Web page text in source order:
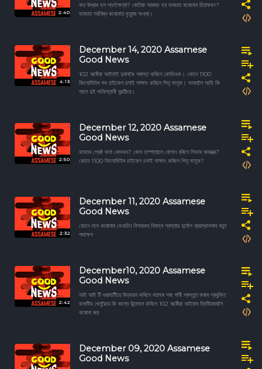
2:40
কত উদ্ধাৰ হল স্বৰ্ণক্ষেত্ৰ? কেতিয়া আৰম্ভ হব ভাৰতত কৰোনাৰ চিতাকৰণ?
ভাৰতত সৰ্বনিম্ন কৰোনাত মৃত্যুৰ সংখ্যা।
4:13
December 14, 2020 Assamese
Good News
102 বছৰীয়া আইতাই দুবাৰকৈ পৰাস্ত কৰিলে কোভিডক। কোনে 1100
কিলোমিটাৰ পথ চাইকেল চলাই সাক্ষাৎ কৰিলে পিতৃ মাতৃক। ভাৰতলৈ আহি কি
পালে দুই পাকিস্তানী যুৱতীয়ে।
2:50
December 12, 2020 Assamese
Good News
ভাৰতৰ শ্ৰেষ্ঠ থানা কোনখন? কোন হাস্পাতালে যোগান ধৰিলে লিভাৰ হৃদযন্ত্ৰ?
কোনে 1100 কিলোমিটাৰ চাইকেল চলাই সাক্ষাৎ কৰিলে পিতৃ মাতৃক?
2:32
December 11, 2020 Assamese
Good News
কোনে ললে কৰোনাৰ ভেকচিন বিস্ময়কৰ বিবাহৰ প্ৰস্তাৱ দুৰ্যোগ ব্যৱস্থাপনাৰ নতুন
পদক্ষেপ
2:42
December10, 2020 Assamese
Good News
আই আই টি গুৱাহাটীয়ে উদ্ভাৱন কৰিলে বতাহৰ পৰা পানী প্ৰস্তুত কৰাৰ প্ৰযুক্তি
ভাৰতীয় খেলুৱৈয়ে কি ৰহস্য উন্মোচন কৰিলে 102 বছৰীয়া আইতাৰ দ্বিতীয়বাৰলৈ
কৰোনা জয়
December 09, 2020 Assamese
Good News